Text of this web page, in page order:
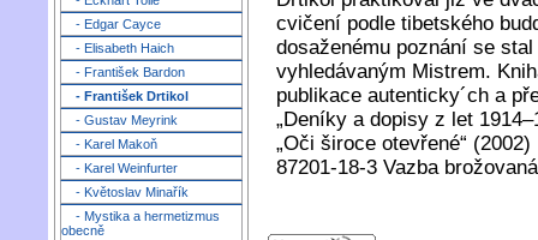
- Edgar Cayce
- Elisabeth Haich
- František Bardon
- František Drtikol
- Gustav Meyrink
- Karel Makoň
- Karel Weinfurter
- Květoslav Minařík
- Mystika a hermetizmus
obecně
cvičení podle tibetského
dosaženému poznání se
vyhledávaným Mistrem.
publikace autenticky´ch a
„Deníky a dopisy z let
„Oči široce otevřené“
87201-18-3 Vazba